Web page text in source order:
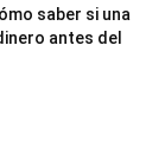
saber si una
antes del